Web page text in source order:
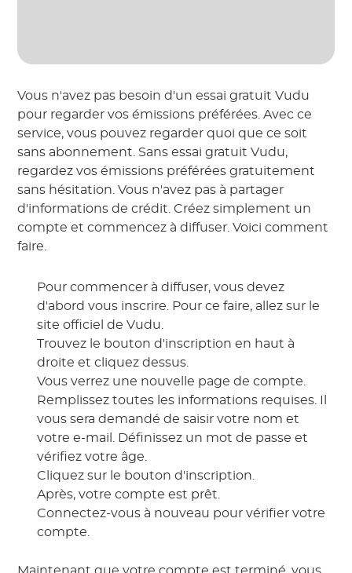
Vous n'avez pas besoin d'un essai gratuit Vudu
pour regarder vos émissions préférées. Avec ce
service, vous pouvez regarder quoi que ce soit
sans abonnement. Sans essai gratuit Vudu,
regardez vos émissions préférées gratuitement
sans hésitation. Vous n'avez pas à partager
d'informations de crédit. Créez simplement un
compte et commencez à diffuser. Voici comment
faire.
Pour commencer à diffuser, vous devez
d'abord vous inscrire. Pour ce faire, allez sur le
site officiel de Vudu.
Trouvez le bouton d'inscription en haut à
droite et cliquez dessus.
Vous verrez une nouvelle page de compte.
Remplissez toutes les informations requises. Il
vous sera demandé de saisir votre nom et
votre e-mail. Définissez un mot de passe et
vérifiez votre âge.
Cliquez sur le bouton d'inscription.
Après, votre compte est prêt.
Connectez-vous à nouveau pour vérifier votre
compte.
Maintenant que votre compte est terminé, vous